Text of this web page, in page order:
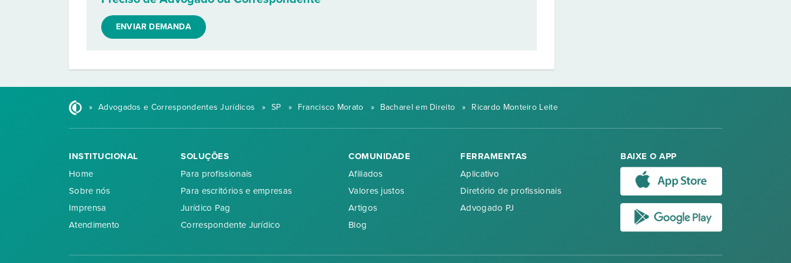
ENVIAR DEMANDA
» Advogados e Correspondentes Jurídicos » SP » Francisco Morato » Bacharel em Direito » Ricardo Monteiro Leite
INSTITUCIONAL
Home
Sobre nós
Imprensa
Atendimento
SOLUÇÕES
Para profissionais
Para escritórios e empresas
Jurídico Pag
Correspondente Jurídico
COMUNIDADE
Afiliados
Valores justos
Artigos
Blog
FERRAMENTAS
Aplicativo
Diretório de profissionais
Advogado PJ
BAIXE O APP